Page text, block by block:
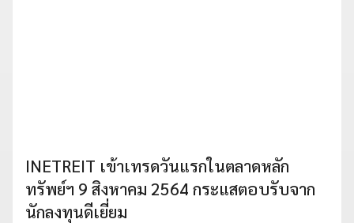
INETREIT เข้าเทรดวันแรกในตลาดหลัก
ทรัพย์ฯ 9 สิงหาคม 2564 กระแสตอบรับจาก
นักลงทุนดีเยี่ยม